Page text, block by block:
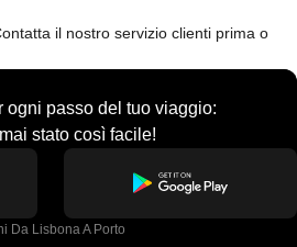
il nostro servizio clienti prima o
ogni passo del tuo viaggio:
stato così facile!
Da Lisbona A Porto